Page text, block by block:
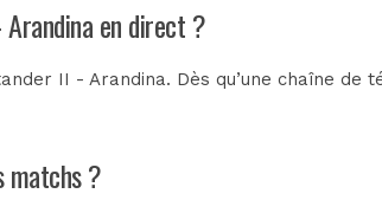
en direct ?
II - Arandina. Dès qu’une chaîne
matchs ?